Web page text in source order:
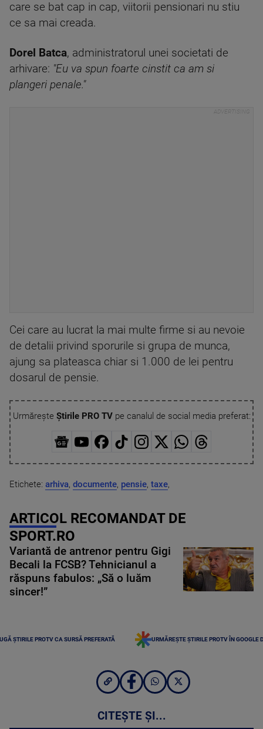
care se bat cap in cap, viitorii pensionari nu stiu
ce sa mai creada.
Dorel Batca, administratorul unei societati de
arhivare: "Eu va spun foarte cinstit ca am si
plangeri penale."
Cei care au lucrat la mai multe firme si au nevoie
de detalii privind sporurile si grupa de munca,
ajung sa plateasca chiar si 1.000 de lei pentru
dosarul de pensie.
Urmărește Știrile PRO TVpe canalul de social media preferat:
Etichete: arhiva, documente, pensie, taxe,
ARTICOL RECOMANDAT DE
SPORT.RO
Variantă de antrenor pentru Gigi
Becali la FCSB? Tehnicianul a
răspuns fabulos: „Să o luăm
sincer!”
ȘTIRILE PROTV CA SURSĂ PREFERATĂ URMĂREȘTE ȘTIRILE PROTV ÎN GOOGLE
CITEȘTE ȘI...